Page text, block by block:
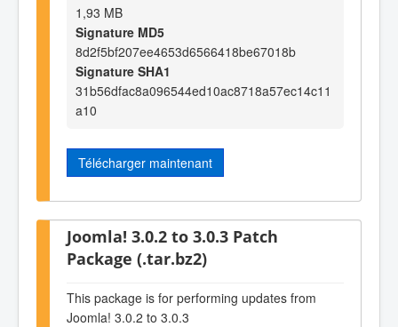
1,93 MB
Signature MD5
8d2f5bf207ee4653d6566418be67018b
Signature SHA1
31b56dfac8a096544ed10ac8718a57ec14c11
a10
Télécharger maintenant
Joomla! 3.0.2 to 3.0.3 Patch
Package (.tar.bz2)
This package is for performing updates from
Joomla! 3.0.2 to 3.0.3